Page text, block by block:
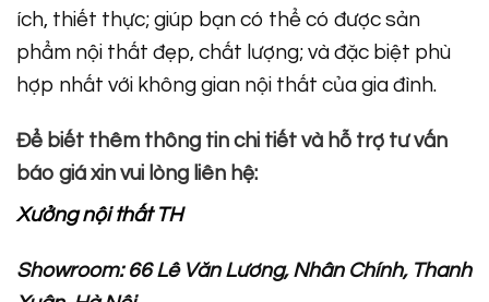
ích, thiết thực; giúp bạn có thể có được sản
phẩm nội thất đẹp, chất lượng; và đặc biệt phù
hợp nhất với không gian nội thất của gia đình.
Để biết thêm thông tin chi tiết và hỗ trợ tư vấn
báo giá xin vui lòng liên hệ:
Xưởng nội thất TH
Showroom: 66 Lê Văn Lương, Nhân Chính, Thanh